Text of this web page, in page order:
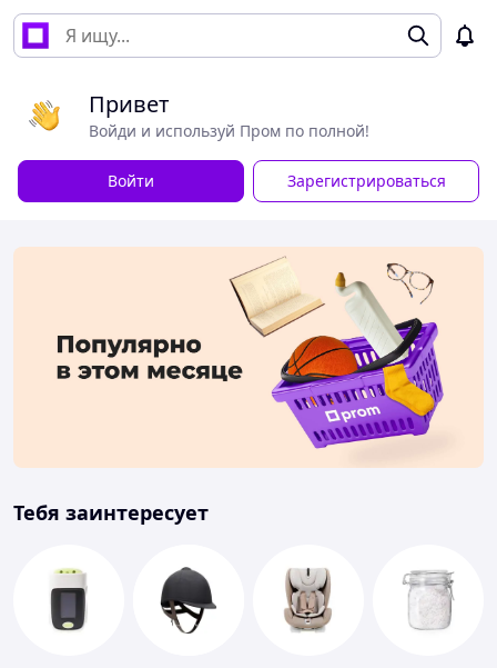
Привет
Войди и используй Пром по полной!
Войти Зарегистрироваться
Тебя заинтересует